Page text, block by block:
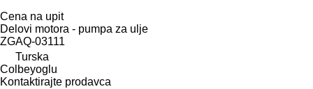
Cena na upit
Delovi motora - pumpa za ulje
ZGAQ-03111
Turska
Colbeyoglu
Kontaktirajte prodavca